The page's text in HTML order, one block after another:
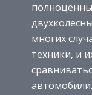
многих
техники, и
автомобили.